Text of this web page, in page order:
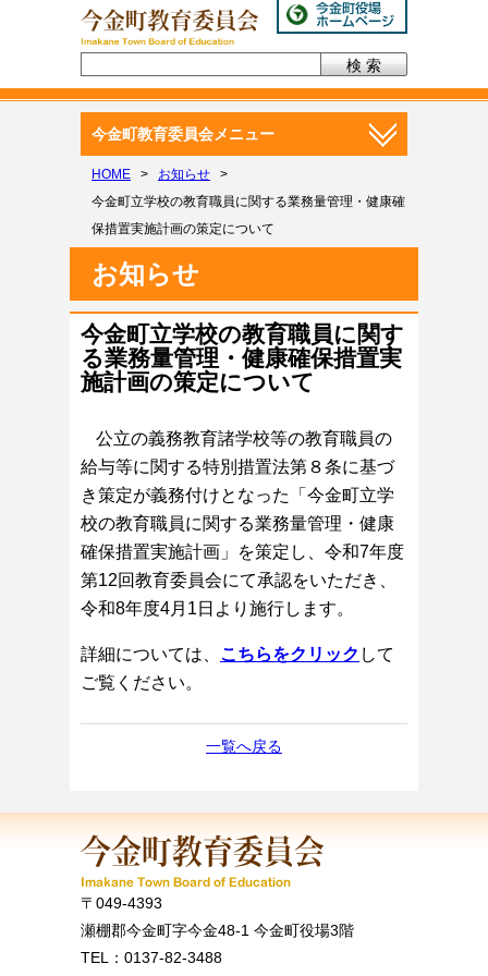
今金町教育委員会メニュー
HOME > お知らせ
>
今金町立学校の教育職員に関する業務量管理・健康確
保措置実施計画の策定について
お知らせ
今金町立学校の教育職員に関す
る業務量管理・健康確保措置実
施計画の策定について
公立の義務教育諸学校等の教育職員の
給与等に関する特別措置法第８条に基づ
き策定が義務付けとなった「今金町立学
校の教育職員に関する業務量管理・健康
確保措置実施計画」を策定し、令和7年度
第12回教育委員会にて承認をいただき、
令和8年度4月1日より施行します。
詳細については、 こちらをクリック して
ご覧ください。
一覧へ戻る
〒049-4393
瀬棚郡今金町字今金48-1 今金町役場3階
TEL：0137-82-3488